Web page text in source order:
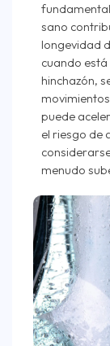
sano
longevidad
cuando
hinchazón,
puede
el riesgo de
menudo